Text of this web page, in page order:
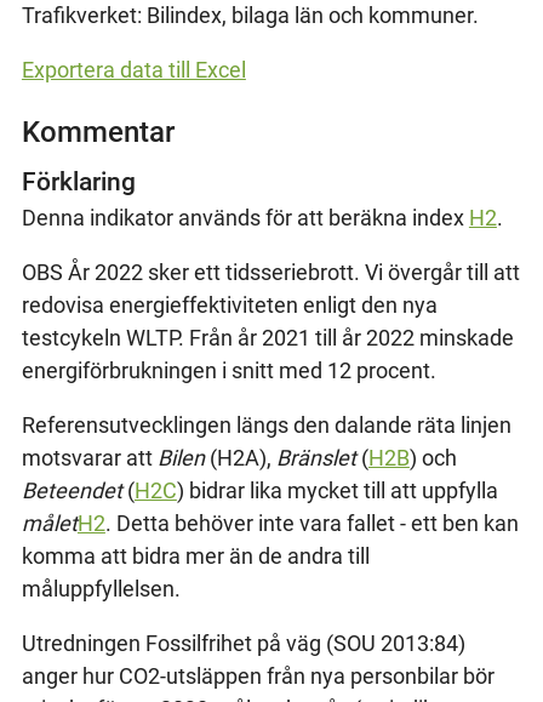
Trafikverket: Bilindex, bilaga län och kommuner.
Exportera data till Excel
Kommentar
Förklaring
Denna indikator används för att beräkna index H2.
OBS År 2022 sker ett tidsseriebrott. Vi övergår till att
redovisa energieffektiviteten enligt den nya
testcykeln WLTP. Från år 2021 till år 2022 minskade
energiförbrukningen i snitt med 12 procent.
Referensutvecklingen längs den dalande räta linjen
motsvarar att Bilen(H2A), Bränslet(H2B) och
Beteendet(H2C) bidrar lika mycket till att uppfylla
måletH2. Detta behöver inte vara fallet - ett ben kan
komma att bidra mer än de andra till
måluppfyllelsen.
Utredningen Fossilfrihet på väg (SOU 2013:84)
anger hur CO2-utsläppen från nya personbilar bör